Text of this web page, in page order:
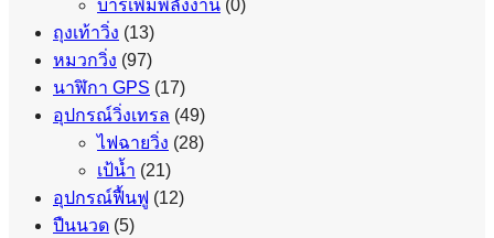
บาร์เพิ่มพลังงาน (0)
ถุงเท้าวิ่ง (13)
หมวกวิ่ง (97)
นาฬิกา GPS (17)
อุปกรณ์วิ่งเทรล (49)
ไฟฉายวิ่ง (28)
เป้น้ำ (21)
อุปกรณ์ฟื้นฟู (12)
ปืนนวด (5)